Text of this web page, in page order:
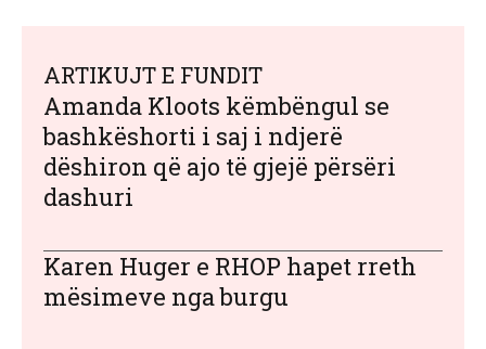
ARTIKUJT E FUNDIT
Amanda Kloots këmbëngul se
bashkëshorti i saj i ndjerë
dëshiron që ajo të gjejë përsëri
dashuri
Karen Huger e RHOP hapet rreth
mësimeve nga burgu